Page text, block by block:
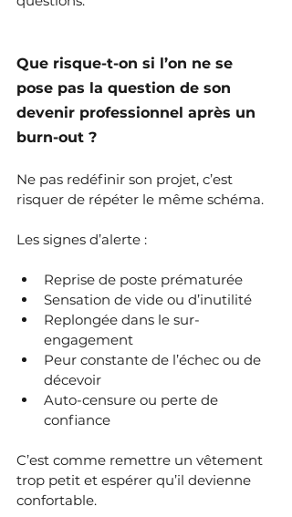
Que risque-t-on si l’on ne se
pose pas la question de son
devenir professionnel après un
burn-out ?
Ne pas redéfinir son projet, c’est
risquer de répéter le même schéma.
Les signes d’alerte :
Reprise de poste prématurée
Sensation de vide ou d’inutilité
Replongée dans le sur-
engagement
Peur constante de l’échec ou de
décevoir
Auto-censure ou perte de
confiance
C’est comme remettre un vêtement
trop petit et espérer qu’il devienne
confortable.